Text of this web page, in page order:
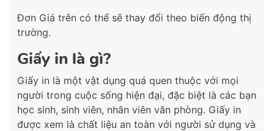
Đơn Giá trên có thể sẽ thay đổi theo biến động thị
trường.
Giấy in là gì?
Giấy in là một vật dụng quá quen thuộc với mọi
người trong cuộc sống hiện đại, đặc biệt là các bạn
học sinh, sinh viên, nhân viên văn phòng. Giấy in
được xem là chất liệu an toàn với người sử dụng và